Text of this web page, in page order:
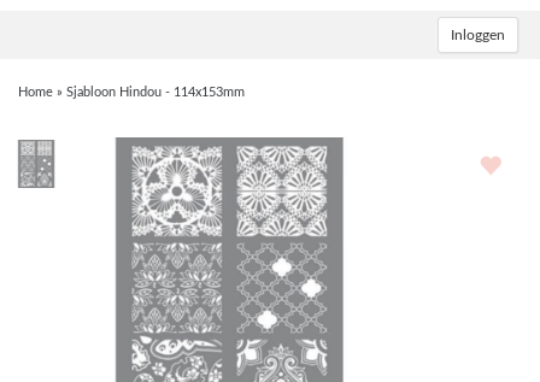
Inloggen
Home » Sjabloon Hindou - 114x153mm